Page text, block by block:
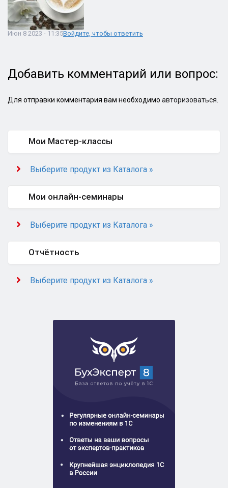
Июн 8 2023 - 11:35Войдите, чтобы ответить
Добавить комментарий или вопрос:
Для отправки комментария вам необходимо авторизоваться
Мои Мастер-классы
Выберите продукт из Каталога »
Мои онлайн-семинары
Выберите продукт из Каталога »
Отчётность
Выберите продукт из Каталога »